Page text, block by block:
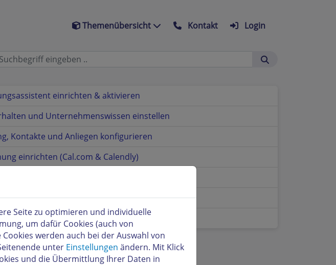
Themenübersicht Kontakt Login
einrichten & aktivieren
und Unternehmenswissen einstellen
Kontakte und Anliegen konfigurieren
einrichten (Cal.com & Calendly)
einrichten
bei Anrufweiterleitung übermitteln
für Ihre Datenschutzerklärung
Seite zu optimieren und individuelle
um dafür Cookies (auch von
werden auch bei der Auswahl von
unter Einstellungen ändern. Mit Klick
und die Übermittlung Ihrer Daten in